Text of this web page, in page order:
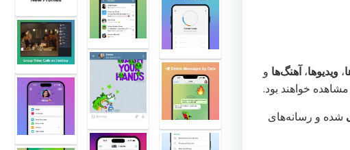
، ویدیوها، آهنگ‌ها و
خواهند بود.
شده و رسانه‌های